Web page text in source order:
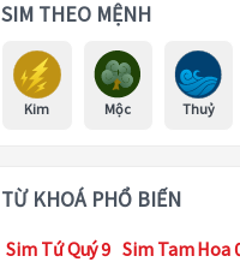
SIM THEO MỆNH
Kim Mộc Thuỷ
TỪ KHOÁ PHỔ BIẾN
Sim Tứ Quý 9 Sim Tam Hoa